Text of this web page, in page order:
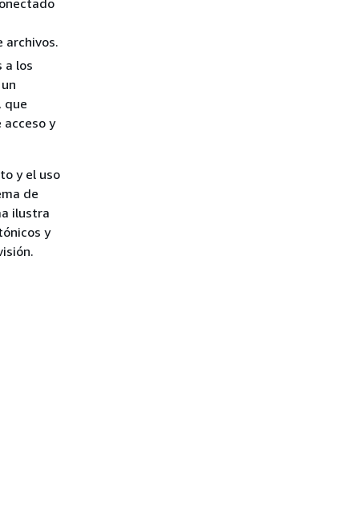
archivos.
a los
, que
y
y el uso
de
ilustra
y